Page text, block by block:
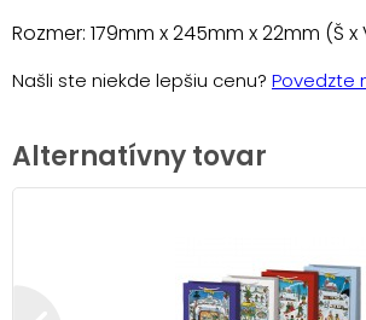
Rozmer: 179mm x 245mm x 22mm (Š x
Našli ste niekde lepšiu cenu? Povedzte
Alternatívny tovar